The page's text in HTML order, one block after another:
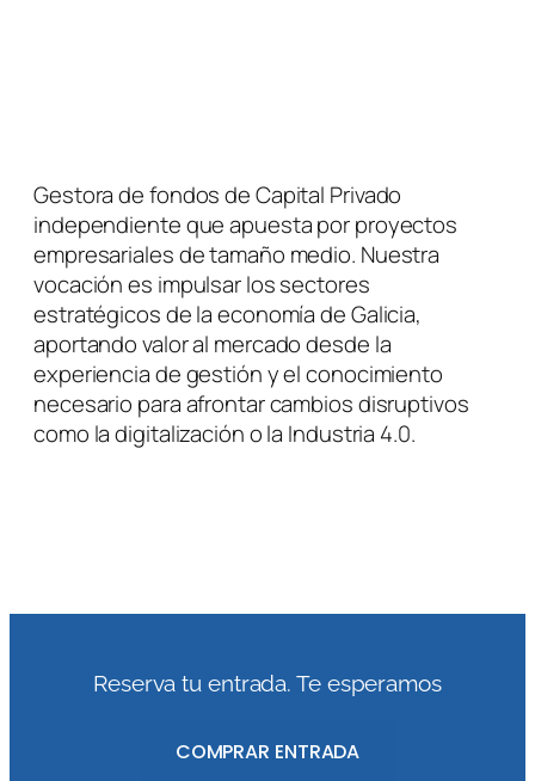
Gestora de fondos de Capital Privado
independiente que apuesta por proyectos
empresariales de tamaño medio. Nuestra
vocación es impulsar los sectores
estratégicos de la economía de Galicia,
aportando valor al mercado desde la
experiencia de gestión y el conocimiento
necesario para afrontar cambios disruptivos
como la digitalización o la Industria 4.0.
Reserva tu entrada. Te esperamos
COMPRAR ENTRADA